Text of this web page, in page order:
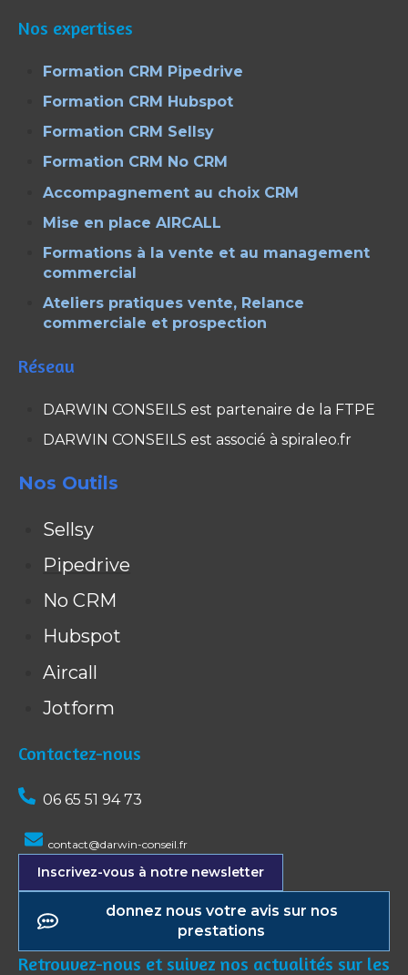
Nos expertises
Formation CRM Pipedrive
Formation CRM Hubspot
Formation CRM Sellsy
Formation CRM No CRM
Accompagnement au choix CRM
Mise en place AIRCALL
Formations à la vente et au management
commercial
Ateliers pratiques vente, Relance
commerciale et prospection
Réseau
DARWIN CONSEILS est partenaire de la FTPE
DARWIN CONSEILS est associé à spiraleo.fr
Nos Outils
Sellsy
Pipedrive
No CRM
Hubspot
Aircall
Jotform
Contactez-nous
06 65 51 94 73
contact@darwin-conseil.fr
Inscrivez-vous à notre newsletter
donnez nous votre avis sur nos
prestations
Retrouvez-nous et suivez nos actualités sur les